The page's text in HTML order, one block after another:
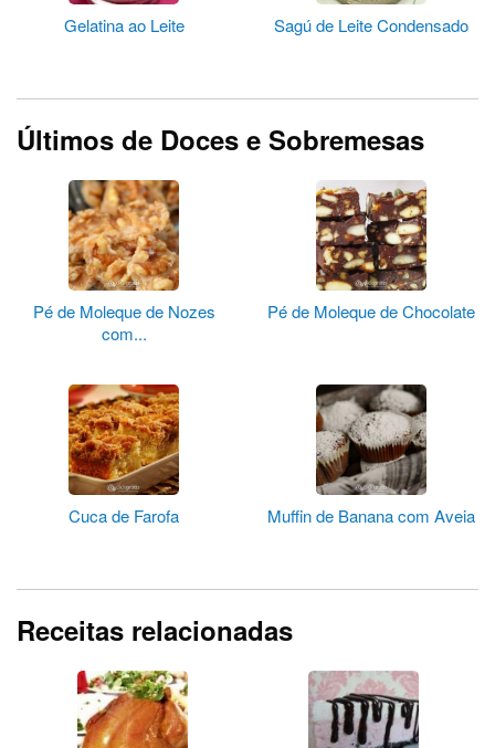
Gelatina ao Leite Sagú de Leite Condensado
Últimos de Doces e Sobremesas
Pé de Moleque de Nozes
com...
Pé de Moleque de Chocolate
Cuca de Farofa Muffin de Banana com Aveia
Receitas relacionadas